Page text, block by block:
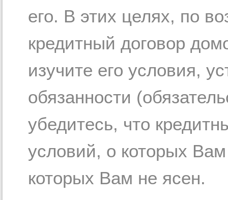
его. В этих целях, по
кредитный договор
изучите его условия,
обязанности
убедитесь, что
условий, о которых
которых Вам не ясен.